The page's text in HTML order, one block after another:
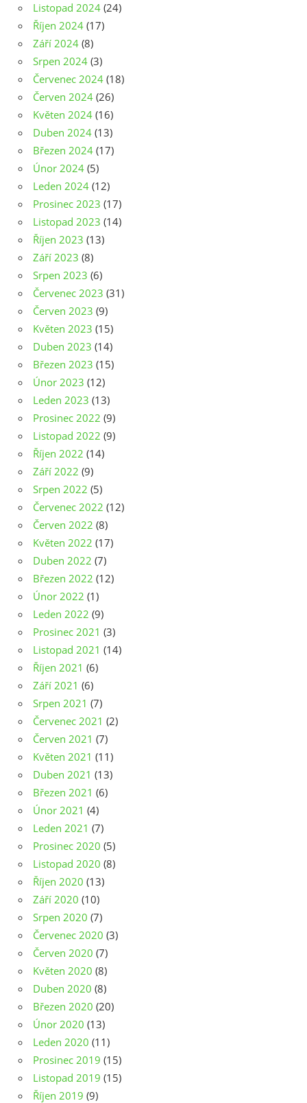
Listopad 2024 (24)
Říjen 2024 (17)
Září 2024 (8)
Srpen 2024 (3)
Červenec 2024 (18)
Červen 2024 (26)
Květen 2024 (16)
Duben 2024 (13)
Březen 2024 (17)
Únor 2024 (5)
Leden 2024 (12)
Prosinec 2023 (17)
Listopad 2023 (14)
Říjen 2023 (13)
Září 2023 (8)
Srpen 2023 (6)
Červenec 2023 (31)
Červen 2023 (9)
Květen 2023 (15)
Duben 2023 (14)
Březen 2023 (15)
Únor 2023 (12)
Leden 2023 (13)
Prosinec 2022 (9)
Listopad 2022 (9)
Říjen 2022 (14)
Září 2022 (9)
Srpen 2022 (5)
Červenec 2022 (12)
Červen 2022 (8)
Květen 2022 (17)
Duben 2022 (7)
Březen 2022 (12)
Únor 2022 (1)
Leden 2022 (9)
Prosinec 2021 (3)
Listopad 2021 (14)
Říjen 2021 (6)
Září 2021 (6)
Srpen 2021 (7)
Červenec 2021 (2)
Červen 2021 (7)
Květen 2021 (11)
Duben 2021 (13)
Březen 2021 (6)
Únor 2021 (4)
Leden 2021 (7)
Prosinec 2020 (5)
Listopad 2020 (8)
Říjen 2020 (13)
Září 2020 (10)
Srpen 2020 (7)
Červenec 2020 (3)
Červen 2020 (7)
Květen 2020 (8)
Duben 2020 (8)
Březen 2020 (20)
Únor 2020 (13)
Leden 2020 (11)
Prosinec 2019 (15)
Listopad 2019 (15)
Říjen 2019 (9)